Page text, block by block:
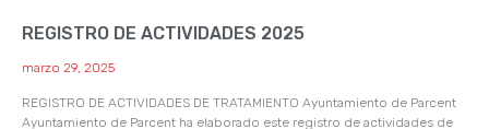
REGISTRO DE ACTIVIDADES 2025
marzo 29, 2025
REGISTRO DE ACTIVIDADES DE TRATAMIENTO Ayuntamiento de Parcent
Ayuntamiento de Parcent ha elaborado este registro de actividades de